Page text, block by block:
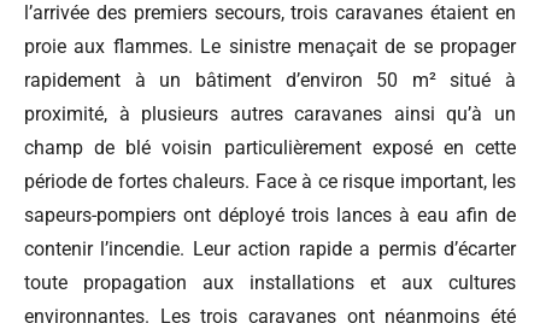
l’arrivée des premiers secours, trois caravanes étaient en
proie aux flammes. Le sinistre menaçait de se propager
rapidement à un bâtiment d’environ 50 m² situé à
proximité, à plusieurs autres caravanes ainsi qu’à un
champ de blé voisin particulièrement exposé en cette
période de fortes chaleurs. Face à ce risque important, les
sapeurs-pompiers ont déployé trois lances à eau afin de
contenir l’incendie. Leur action rapide a permis d’écarter
toute propagation aux installations et aux cultures
environnantes. Les trois caravanes ont néanmoins été